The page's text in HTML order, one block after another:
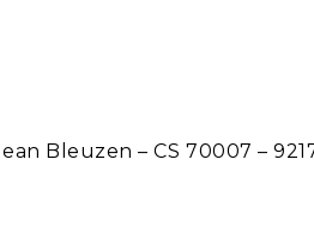
Bleuzen – CS 70007 –